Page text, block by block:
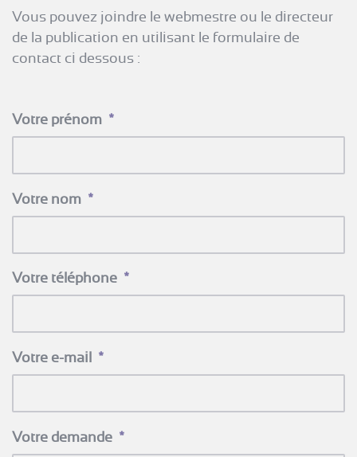
Vous pouvez joindre le webmestre ou le directeur
de la publication en utilisant le formulaire de
contact ci dessous :
Votre prénom *
Votre nom *
Votre téléphone *
Votre e-mail *
Votre demande *